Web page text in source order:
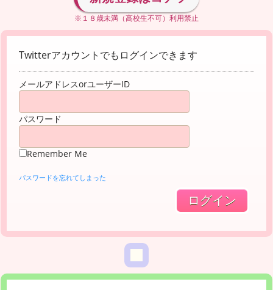
※１８歳未満（高校生不可）利用禁止
Twitterアカウントでもログインできます
メールアドレスorユーザーID
パスワード
Remember Me
パスワードを忘れてしまった